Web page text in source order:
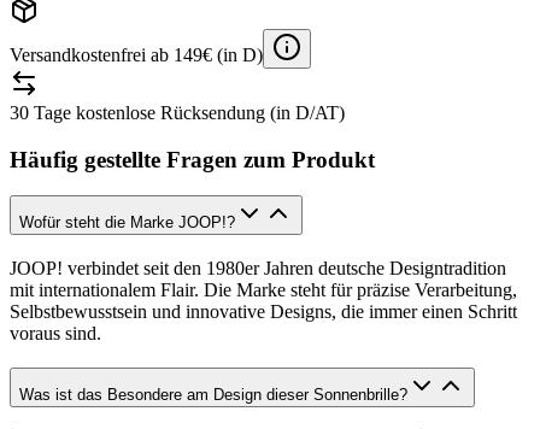
Versandkostenfrei ab 149€ (in D)
30 Tage kostenlose Rücksendung (in D/AT)
Häufig gestellte Fragen zum Produkt
Wofür steht die Marke JOOP!?
JOOP! verbindet seit den 1980er Jahren deutsche Designtradition
mit internationalem Flair. Die Marke steht für präzise Verarbeitung,
Selbstbewusstsein und innovative Designs, die immer einen Schritt
voraus sind.
Was ist das Besondere am Design dieser Sonnenbrille?